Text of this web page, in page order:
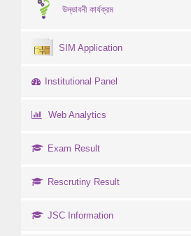
উদ্ভাবনী কার্যক্রম
SIM Application
Institutional Panel
Web Analytics
Exam Result
Rescrutiny Result
JSC Information